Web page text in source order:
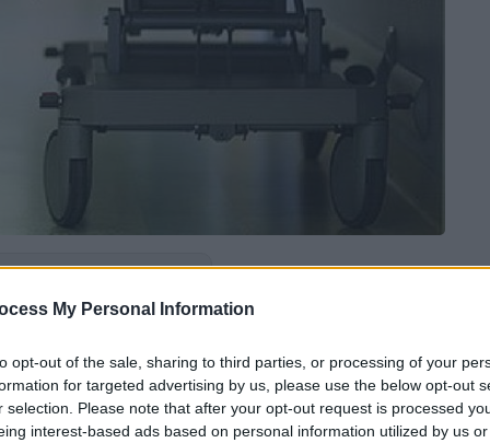
My Personal Information
opt-out of the sale, sharing to third parties, or processing of your
for targeted advertising by us, please use the below opt-out
selection. Please note that after your opt-out request is processed
interest-based ads based on personal information utilized by us
δυνατό να λειτουργήσει επαρκώςεξαιτίας
γιατρών, επισημαίνει στοethnos.grο
.